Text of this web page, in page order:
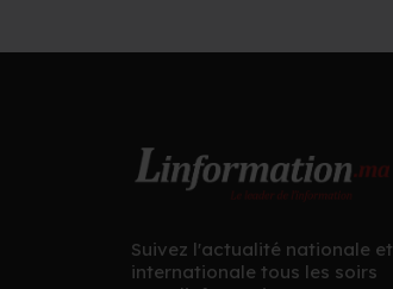
Suivez l'actualité nationale et
internationale tous les soirs